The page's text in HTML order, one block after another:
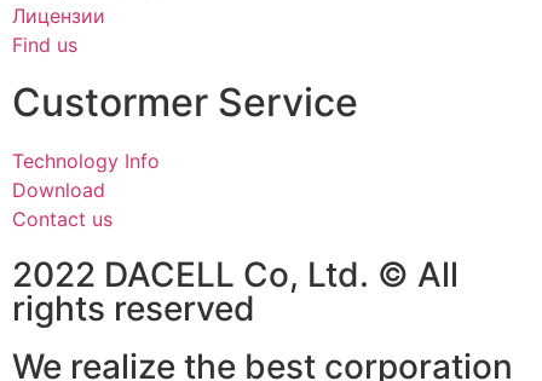
Лицензии
Find us
Custormer Service
Technology Info
Download
Contact us
2022 DACELL Co, Ltd. © All
rights reserved
We realize the best corporation